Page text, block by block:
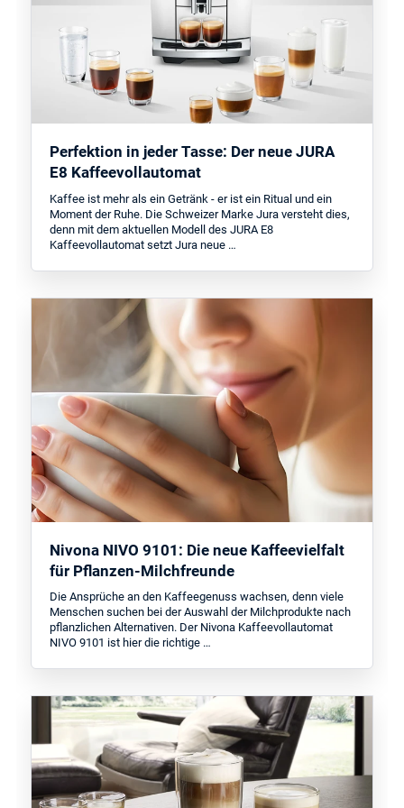
Perfektion in jeder Tasse: Der neue JURA
E8 Kaffeevollautomat
Kaffee ist mehr als ein Getränk - er ist ein Ritual und ein
Moment der Ruhe. Die Schweizer Marke Jura versteht dies,
denn mit dem aktuellen Modell des JURA E8
Kaffeevollautomat setzt Jura neue …
Nivona NIVO 9101: Die neue Kaffeevielfalt
für Pflanzen-Milchfreunde
Die Ansprüche an den Kaffeegenuss wachsen, denn viele
Menschen suchen bei der Auswahl der Milchprodukte nach
pflanzlichen Alternativen. Der Nivona Kaffeevollautomat
NIVO 9101 ist hier die richtige …